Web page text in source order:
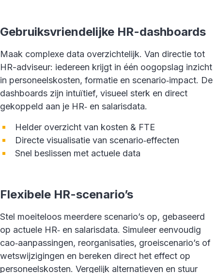
Gebruiksvriendelijke HR-dashboards
Maak complexe data overzichtelijk. Van directie tot
HR-adviseur: iedereen krijgt in één oogopslag inzicht
in personeelskosten, formatie en scenario‑impact. De
dashboards zijn intuïtief, visueel sterk en direct
gekoppeld aan je HR‑ en salarisdata.
Helder overzicht van kosten & FTE
Directe visualisatie van scenario‑effecten
Snel beslissen met actuele data
Flexibele HR-scenario’s
Stel moeiteloos meerdere scenario’s op, gebaseerd
op actuele HR‑ en salarisdata. Simuleer eenvoudig
cao‑aanpassingen, reorganisaties, groeiscenario’s of
wetswijzigingen en bereken direct het effect op
personeelskosten. Vergelijk alternatieven en stuur